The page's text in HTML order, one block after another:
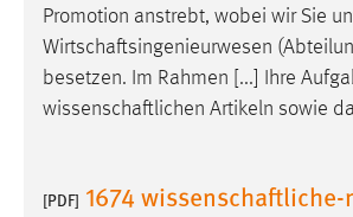
Promotion anstrebt, wobei wir Sie
Wirtschaftsingenieurwesen
besetzen. Im Rahmen [...] Ihre
wissenschaftlichen Artikeln sowie
[PDF] 1674
nutzen zu können.
Cookie Laufzeit: MibewSessionID,
style-
Sitzungslaufzeit,
Login